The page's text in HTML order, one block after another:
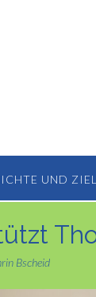
UND
Bscheid